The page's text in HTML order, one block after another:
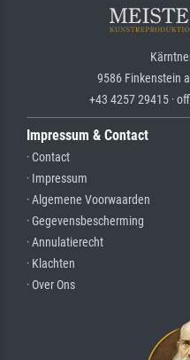
9586 Finkenstein
+43 4257 29415 ·
Impressum & Contact
· Contact
· Impressum
· Algemene Voorwaarden
· Gegevensbescherming
· Annulatierecht
· Klachten
· Over Ons